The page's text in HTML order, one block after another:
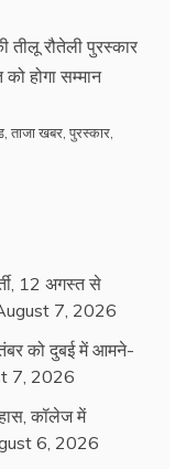
तीलू रौतेली पुरस्कार
होगा सम्मान
ताजा खबर पुरस्कार
12 अगस्त से
7, 2026
को दुबई में आमने-
7, 2026
कॉलेज में
6, 2026